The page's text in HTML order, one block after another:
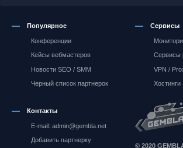
Популярное
Конференции
Кейсы вебмастеров
Новости SEO / SMM
Черный список партнерок
Сервисы
Сервисы
VPN /
Хостинги
Контакты
E-mail: admin@gembla.net
Добавить партнерку
© 2020